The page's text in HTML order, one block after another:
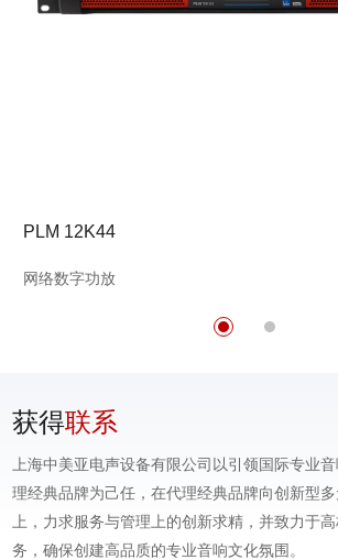
PLM 12K44
网络数字功放
获得联系
上海中美亚电声设备有限公司以引领国际专业
理经典品牌为己任，在代理经典品牌向创新型
上，力求服务与管理上的创新求精，并致力于
务，确保创建高品质的专业音响文化氛围。